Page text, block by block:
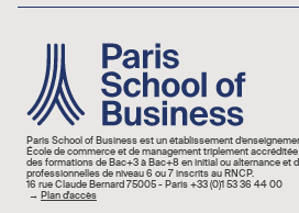
Image
Paris School of Business est un établissement
École de commerce et de management triplement
des formations de Bac+3 à Bac+8 en initial ou alternance et
professionnelles de niveau 6 ou 7 inscrits au RNCP.
16 rue Claude Bernard 75005 - Paris +33 (0)1 53 36 44 00
→ Plan d'accès